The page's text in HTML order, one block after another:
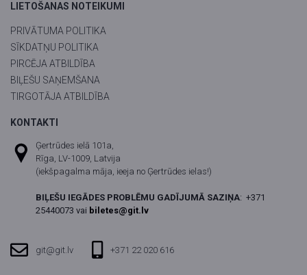
LIETOŠANAS NOTEIKUMI
PRIVĀTUMA POLITIKA
SĪKDATŅU POLITIKA
PIRCĒJA ATBILDĪBA
BIĻEŠU SAŅEMŠANA
TIRGOTĀJA ATBILDĪBA
KONTAKTI
Ģertrūdes ielā 101a,
Rīga, LV-1009, Latvija
(iekšpagalma māja, ieeja no Ģertrūdes ielas!)
BIĻEŠU IEGĀDES PROBLĒMU GADĪJUMĀ SAZIŅA: +371
25440073 vai biletes@git.lv
git@git.lv +371 22 020 616